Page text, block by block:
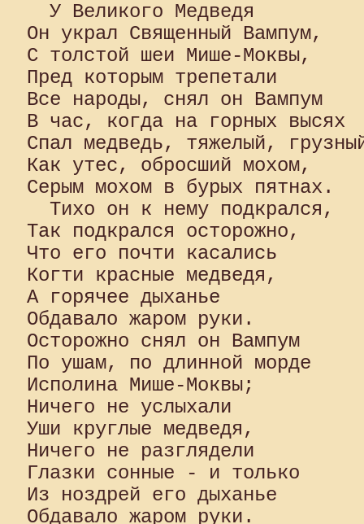
  У Великого Медведя
Он украл Священный Вампум,
С толстой шеи Мише-Моквы,
Пред которым трепетали
Все народы, снял он Вампум
В час, когда на горных высях
Спал медведь, тяжелый,
Как утес, обросший мохом,
Серым мохом в бурых пятнах.
  Тихо он к нему подкрался,
Так подкрался осторожно,
Что его почти касались
Когти красные медведя,
А горячее дыханье
Обдавало жаром руки.
Осторожно снял он Вампум
По ушам, по длинной морде
Исполина Мише-Моквы;
Ничего не услыхали
Уши круглые медведя,
Ничего не разглядели
Глазки сонные - и только
Из ноздрей его дыханье
Обдавало жаром руки.